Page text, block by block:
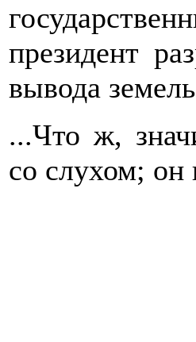
президент
вывода
...Что ж,
со слухом; он